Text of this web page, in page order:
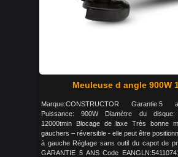
Meuleuse d angle 900W
Marque:CONSTRUCTOR Garantie:5
Puissance: 900W Diamètre du disque:
12000tmin Blocage de laxe Très bonne
gauchers – réversible - elle peut être
à gauche Réglage sans outil du capot de
GARANTIE 5 ANS Code